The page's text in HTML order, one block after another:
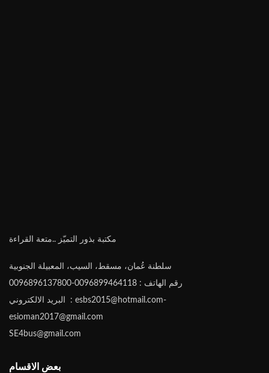
مكتبة بذور التميّز ..متعة القراءة
سلطنة عُمان، مسقط، السيب، المعبيلة الجنوبية
رقم الهاتف : 0096899464118-0096896137800
البريد الالكتروني : esbs2015@hotmail.com-
esioman2017@gmail.com
SE4bus@gmail.com
بعض الاقسام